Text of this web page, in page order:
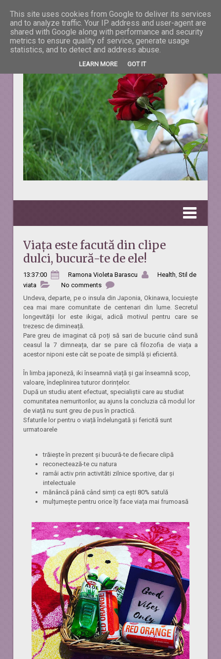
La taifas cu
DESPRE TOT CEEA CE NE ÎNFRUMUSEŢEAZĂ VIAŢA.
Viața este facută din clipe
dulci, bucură-te de ele!
13:37:00 Ramona Violeta Barascu Health, Stil de
viata
No comments
Undeva, departe, pe o insula din Japonia, Okinawa, locuiește
cea mai mare comunitate de centenari din lume. Secretul
longevității lor este ikigai, adică motivul pentru care se
trezesc de dimineață.
Pare greu de imaginat că poți să sari de bucurie când sună
ceasul la 7 dimneața, dar se pare că filozofia de viața a
acestor niponi este cât se poate de simplă și eficientă.
În limba japoneză, iki înseamnă viață și gai înseamnă scop,
valoare, îndeplinirea tuturor dorințelor.
După un studiu atent efectuat, specialiștii care au studiat
comunitatea nemuritorilor, au ajuns la concluzia că modul lor
de viață nu sunt greu de pus în practică.
Sfaturile lor pentru o viață îndelungată și fericită sunt
urmatoarele
trăiește în prezent și bucură-te de fiecare clipă
reconectează-te cu natura
ramâi activ prin activităti zilnice sportive, dar și
intelectuale
mănâncă până când simți ca ești 80% satulă
mulțumește pentru orice îți face viața mai frumoasă
This site uses cookies from Google to deliver its services
and to analyze traffic. Your IP address and user-agent are
shared with Google along with performance and security
metrics to ensure quality of service, generate usage
statistics, and to detect and address abuse.
LEARN MORE GOT IT